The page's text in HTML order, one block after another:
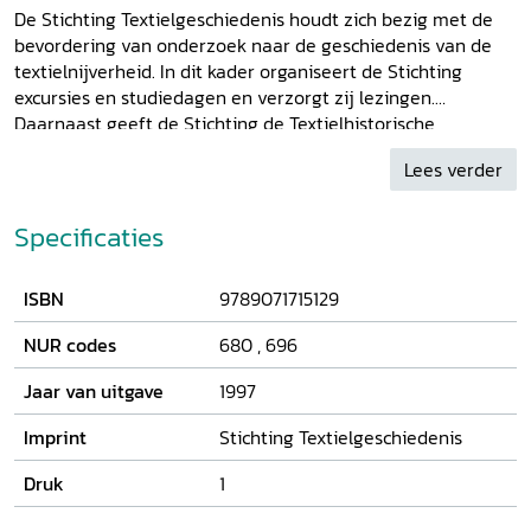
De Stichting Textielgeschiedenis houdt zich bezig met de
bevordering van onderzoek naar de geschiedenis van de
textielnijverheid. In dit kader organiseert de Stichting
excursies en studiedagen en verzorgt zij lezingen.
Daarnaast geeft de Stichting de Textielhistorische
Bijdragen uit, een jaarboek waarin de resultaten van
recent textielhistorisch onderzoek worden gepresenteerd.
hoofdthema's: de geschiedenis van de textielindustrie, de
geschiedenis van de sociaal-economische verhoudingen
geschiedenis van het design. De artikelen worden
geschreven door wetenschappers uit verschillende
disciplines, maar zijn niet alleen bedoeld voor specialisten.
De bijdragen zijn toegankelijk geschreven en voorzien van
toepasselijke illustraties. Zo kunnen ook belangstellenden
kennis nemen van de rijke historie van de Nederlandse
textielnijverheid.De Textielhistorische Bijdragen 37 (1997)
hebben als thema: textiel in het interieur.
Lees verder
Specificaties
ISBN
9789071715129
NUR codes
680 ,696
Jaar van uitgave
1997
Imprint
Stichting Textielgeschiedenis
Druk
1